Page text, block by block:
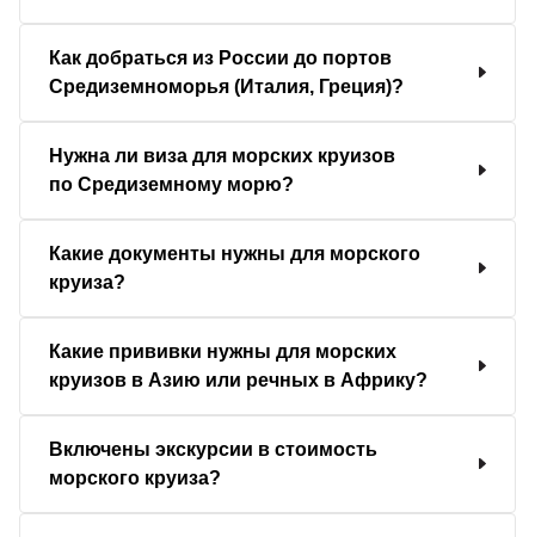
Как добраться из России до портов
Средиземноморья (Италия, Греция)?
Нужна ли виза для морских круизов
по Средиземному морю?
Какие документы нужны для морского
круиза?
Какие прививки нужны для морских
круизов в Азию или речных в Африку?
Включены экскурсии в стоимость
морского круиза?